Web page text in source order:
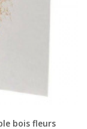
bois fleurs